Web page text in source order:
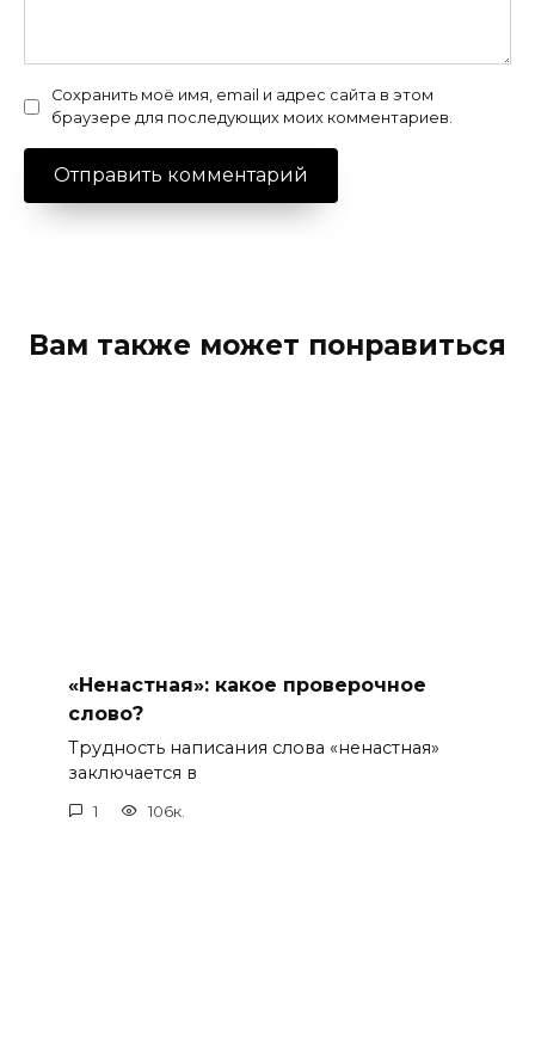
Сохранить моё имя, email и адрес сайта в этом
браузере для последующих моих комментариев.
Вам также может понравиться
«Ненастная»: какое проверочное
слово?
Трудность написания слова «ненастная»
заключается в
1 106к.